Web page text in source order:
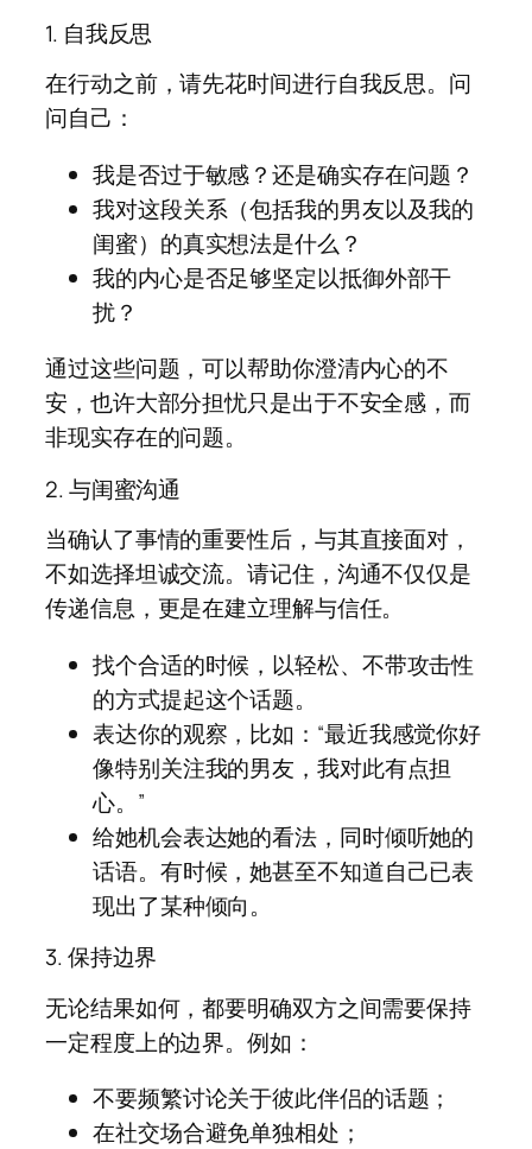
1. 自我反思
在行动之前，请先花时间进行自我反思。问
问自己：
我是否过于敏感？还是确实存在问题？
我对这段关系（包括我的男友以及我的
闺蜜）的真实想法是什么？
我的内心是否足够坚定以抵御外部干
扰？
通过这些问题，可以帮助你澄清内心的不
安，也许大部分担忧只是出于不安全感，而
非现实存在的问题。
2. 与闺蜜沟通
当确认了事情的重要性后，与其直接面对，
不如选择坦诚交流。请记住，沟通不仅仅是
传递信息，更是在建立理解与信任。
找个合适的时候，以轻松、不带攻击性
的方式提起这个话题。
表达你的观察，比如：“最近我感觉你好
像特别关注我的男友，我对此有点担
心。”
给她机会表达她的看法，同时倾听她的
话语。有时候，她甚至不知道自己已表
现出了某种倾向。
3. 保持边界
无论结果如何，都要明确双方之间需要保持
一定程度上的边界。例如：
不要频繁讨论关于彼此伴侣的话题；
在社交场合避免单独相处；